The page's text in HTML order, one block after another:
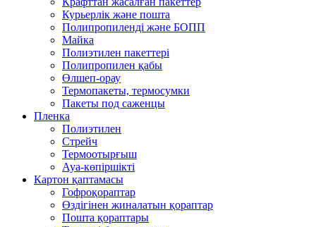
Курьерлік және пошта
Полипропиленді және БОПП
Майка
Полиэтилен пакеттері
Полипропилен қабы
Өлшеп-орау
Термопакеты, термосумки
Пакеты под саженцы
Пленка
Полиэтилен
Стрейч
Термоотырғыш
Ауа-көпіршікті
Картон қаптамасы
Гофроқораптар
Өздігінен жиналатын қораптар
Пошта қораптары